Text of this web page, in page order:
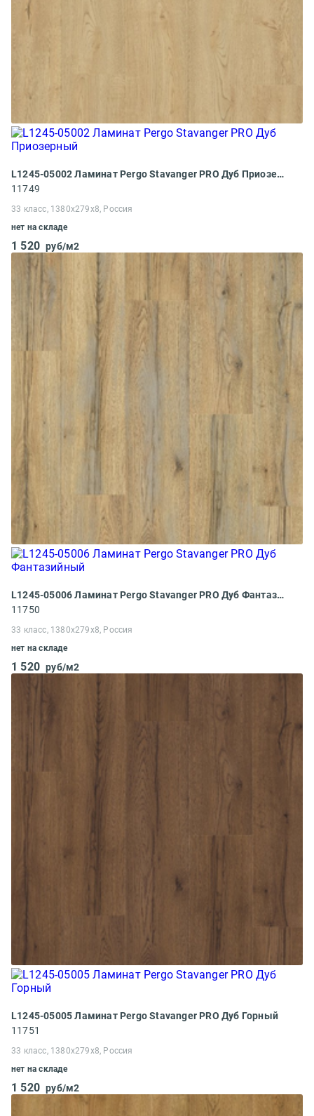
L1245-05002 Ламинат Pergo Stavanger PRO Дуб Приозерный
11749
33 класс, 1380x279x8, Россия
нет на складе
1 520 руб/м2
L1245-05006 Ламинат Pergo Stavanger PRO Дуб Фантазийный
11750
33 класс, 1380x279x8, Россия
нет на складе
1 520 руб/м2
L1245-05005 Ламинат Pergo Stavanger PRO Дуб Горный
11751
33 класс, 1380x279x8, Россия
нет на складе
1 520 руб/м2